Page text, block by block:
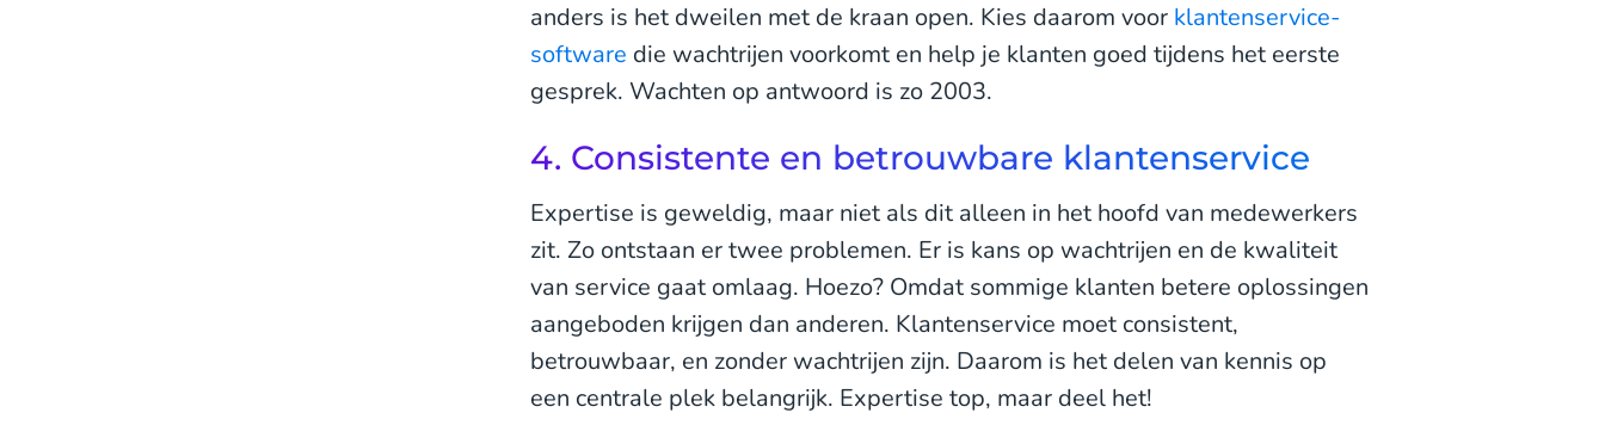
anders is het dweilen met de kraan open. Kies daarom voor klantenservice-
software die wachtrijen voorkomt en help je klanten goed tijdens het eerste
gesprek. Wachten op antwoord is zo 2003.
4. Consistente en betrouwbare klantenservice
Expertise is geweldig, maar niet als dit alleen in het hoofd van medewerkers
zit. Zo ontstaan er twee problemen. Er is kans op wachtrijen en de kwaliteit
van service gaat omlaag. Hoezo? Omdat sommige klanten betere oplossingen
aangeboden krijgen dan anderen. Klantenservice moet consistent,
betrouwbaar, en zonder wachtrijen zijn. Daarom is het delen van kennis op
een centrale plek belangrijk. Expertise top, maar deel het!